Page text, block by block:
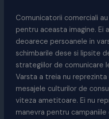
Comunicatorii comerciali
pentru aceasta imagine. Ei
deoarece persoanele in
schimbarile dese si lipsite
strategiilor de comunicare
Varsta a treia nu
mesajele culturilor de
viteza ametitoare. Ei nu
manevra pentru